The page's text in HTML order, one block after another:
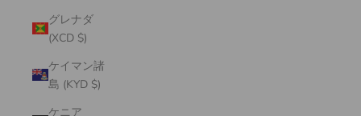
グレナダ
(XCD $)
ケイマン諸
島 (KYD $)
ケニア